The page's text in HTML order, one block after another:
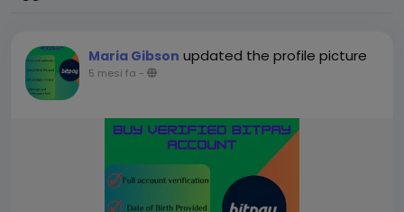
Maria Gibson updated the profile picture
5 mesi fa -